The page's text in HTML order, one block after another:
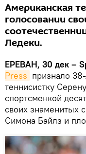
Американская
голосовании
Ледеки.
ЕРЕВАН, 30 дек –
Press признало
теннисистку
спортсменкой
своих знаменитых
Симона Байлз и